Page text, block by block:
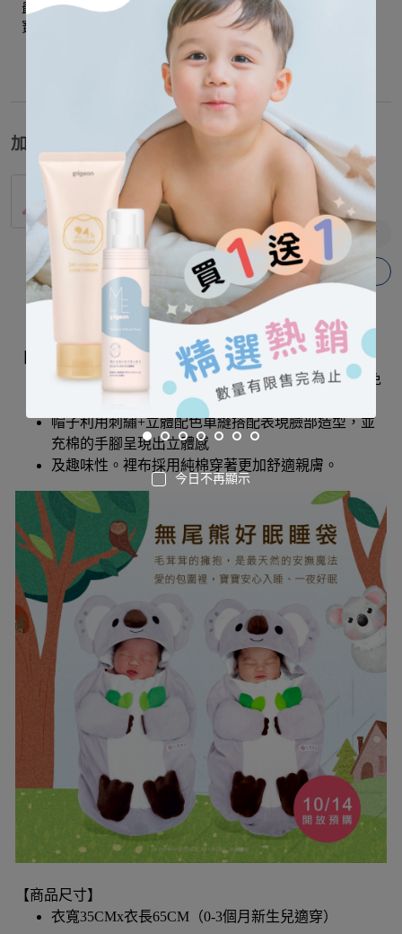
最天然的安撫魔法，讓睡意悄悄發芽
寶寶一夜好眠，夢也變得香甜♡
加價購
【Baby City娃娃城】紅草莓蝴蝶結髮夾
加入購物車
前中心用隱形拉鍊方便穿脫，拉鍊頂端內持出片可免
帽子利用刺繡+立體配色車縫搭配表現臉部造型，並
充棉的手腳呈現出立體感
及趣味性。裡布採用純棉穿著更加舒適親膚。
【商品尺寸】
衣寬35CMx衣長65CM（0-3個月新生兒適穿）
今日不再顯示